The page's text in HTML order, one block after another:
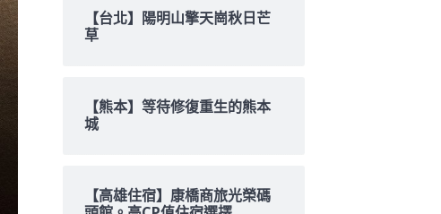
【台北】陽明山擎天崗秋日芒
草
【熊本】等待修復重生的熊本
城
【高雄住宿】康橋商旅光榮碼